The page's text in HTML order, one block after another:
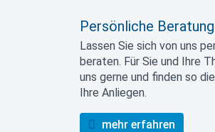
Persönliche Beratung
Lassen Sie sich von uns
beraten. Für Sie und Ihre
uns gerne und finden so
Ihre Anliegen.
mehr erfahren